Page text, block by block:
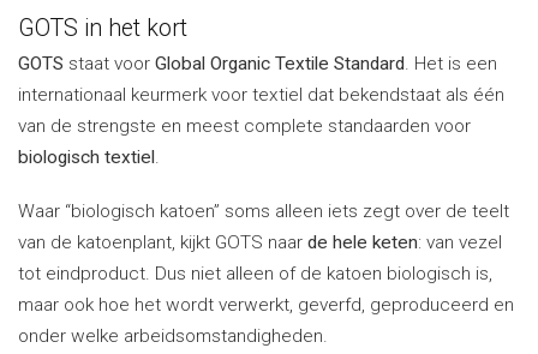
GOTS in het kort
GOTS staat voor Global Organic Textile Standard. Het is een
internationaal keurmerk voor textiel dat bekendstaat als één
van de strengste en meest complete standaarden voor
biologisch textiel .
Waar “biologisch katoen” soms alleen iets zegt over de teelt
van de katoenplant, kijkt GOTS naar de hele keten: van vezel
tot eindproduct. Dus niet alleen of de katoen biologisch is,
maar ook hoe het wordt verwerkt, geverfd, geproduceerd en
onder welke arbeidsomstandigheden.